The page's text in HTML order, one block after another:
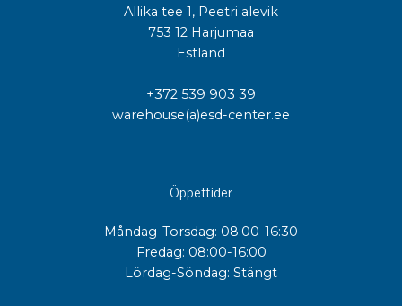
Allika tee 1, Peetri alevik
753 12 Harjumaa
Estland
+372 539 903 39
warehouse(a)esd-center.ee
Öppettider
Måndag-Torsdag: 08:00-16:30
Fredag: 08:00-16:00
Lördag-Söndag: Stängt